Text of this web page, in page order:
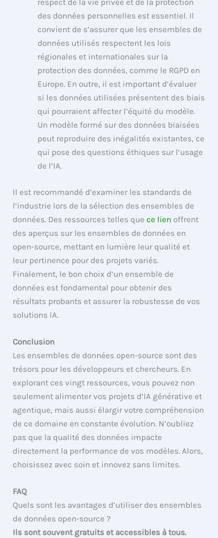
respect de la vie privée et de la protection
des données personnelles est essentiel. Il
convient de s’assurer que les ensembles de
données utilisés respectent les lois
régionales et internationales sur la
protection des données, comme le RGPD en
Europe. En outre, il est important d’évaluer
si les données utilisées présentent des biais
qui pourraient affecter l’équité du modèle.
Un modèle formé sur des données biaisées
peut reproduire des inégalités existantes, ce
qui pose des questions éthiques sur l’usage
de l’IA.
Il est recommandé d’examiner les standards de
l’industrie lors de la sélection des ensembles de
données. Des ressources telles quece lien offrent
des aperçus sur les ensembles de données en
open-source, mettant en lumière leur qualité et
leur pertinence pour des projets variés.
Finalement, le bon choix d’un ensemble de
données est fondamental pour obtenir des
résultats probants et assurer la robustesse de vos
solutions IA.
Conclusion
Les ensembles de données open-source sont des
trésors pour les développeurs et chercheurs. En
explorant ces vingt ressources, vous pouvez non
seulement alimenter vos projets d’IA générative et
agentique, mais aussi élargir votre compréhension
de ce domaine en constante évolution. N’oubliez
pas que la qualité des données impacte
directement la performance de vos modèles. Alors,
choisissez avec soin et innovez sans limites.
FAQ
Quels sont les avantages d’utiliser des ensembles
de données open-source ?
Ils sont souvent gratuits et accessibles à tous.